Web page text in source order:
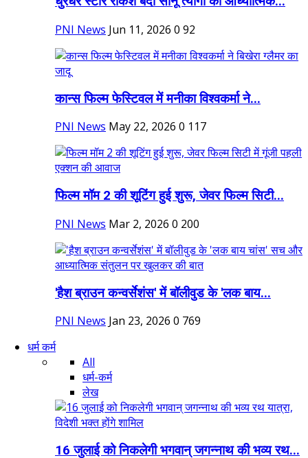
PNI News Jun 11, 2026 0 92
कान्स फिल्म फेस्टिवल में मनीका विश्वकर्मा ने...
PNI News May 22, 2026 0 117
फिल्म मॉम 2 की शूटिंग हुई शुरू, जेवर फिल्म सिटी...
PNI News Mar 2, 2026 0 200
'हैश ब्राउन कन्वर्सेशंस' में बॉलीवुड के 'लक बाय...
PNI News Jan 23, 2026 0 769
धर्म कर्म
All
धर्म-कर्म
लेख
16 जुलाई को निकलेगी भगवान् जगन्नाथ की भव्य रथ...